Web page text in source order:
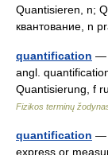
Quantisieren, n;
квантование, n
quantification —
angl.
Quantisierung, f
Fizikos terminų
quantification —
express or